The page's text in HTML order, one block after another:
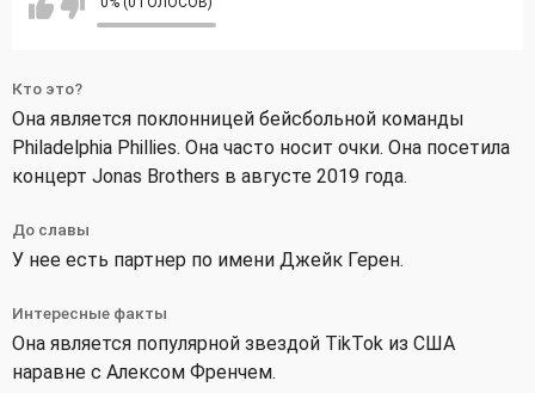
Кто это?
Она является поклонницей бейсбольной команды
Philadelphia Phillies. Она часто носит очки. Она посетила
концерт Jonas Brothers в августе 2019 года.
До славы
У нее есть партнер по имени Джейк Герен.
Интересные факты
Она является популярной звездой TikTok из США
наравне с Алексом Френчем.